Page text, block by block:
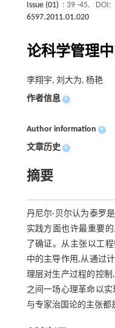
Issue (01) : 39 -45. DOI:
6597.2011.01.020
论科学管理
李翔宇, 刘大为, 杨艳
作者信息 +
Author information +
文章历史 +
摘要
丹尼尔·贝尔认为泰罗
实践方面也许最重要
了确证。从主张以工
中的主导作用,从通过
理层对生产过程的控
之间一场心理革命以
与专家治国论的主张都